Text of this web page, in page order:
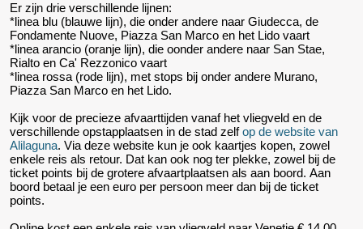
Er zijn drie verschillende lijnen:
*linea blu (blauwe lijn), die onder andere naar Giudecca, de
Fondamente Nuove, Piazza San Marco en het Lido vaart
*linea arancio (oranje lijn), die oonder andere naar San Stae,
Rialto en Ca' Rezzonico vaart
*linea rossa (rode lijn), met stops bij onder andere Murano,
Piazza San Marco en het Lido.
Kijk voor de precieze afvaarttijden vanaf het vliegveld en de
verschillende opstapplaatsen in de stad zelfop de website van
Alilaguna. Via deze website kun je ook kaartjes kopen, zowel
enkele reis als retour. Dat kan ook nog ter plekke, zowel bij de
ticket points bij de grotere afvaartplaatsen als aan boord. Aan
boord betaal je een euro per persoon meer dan bij de ticket
points.